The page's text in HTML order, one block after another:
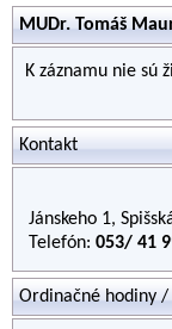
MUDr. Tomáš
K záznamu nie sú
Kontakt
Jánskeho 1,
Telefón: 053/ 41
Ordinačné hodiny